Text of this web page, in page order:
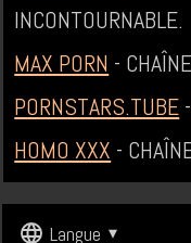
INCONTOURNABLE.
MAX PORN -
PORNSTARS.TUBE
HOMO XXX -
Langue